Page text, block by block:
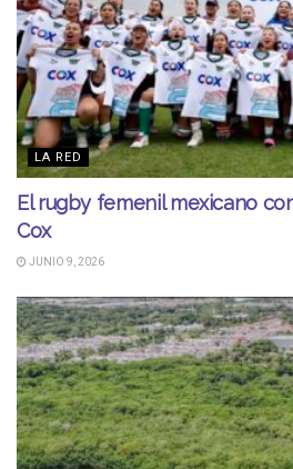
LA RED
El rugby femenil mexicano
Cox
JUNIO 9, 2026